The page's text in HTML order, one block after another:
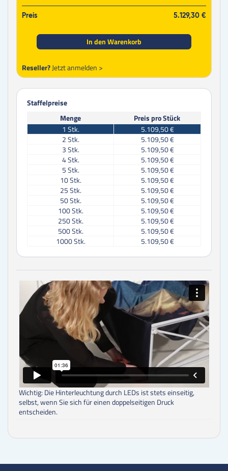
Preis 5.129,30 €
In den Warenkorb
Reseller?Jetzt anmelden >
Staffelpreise
Menge
Preis pro Stück
1 Stk.
5.109,50 €
2Stk.
5.109,50 €
3Stk.
5.109,50 €
4Stk.
5.109,50 €
5Stk.
5.109,50 €
10Stk.
5.109,50 €
25Stk.
5.109,50 €
50Stk.
5.109,50 €
100Stk.
5.109,50 €
250Stk.
5.109,50 €
500Stk.
5.109,50 €
1000Stk. 5.109,50 €
Wichtig: Die Hinterleuchtung durch LEDs ist stets einseitig,
selbst, wenn Sie sich für einen doppelseitigen Druck
entscheiden.